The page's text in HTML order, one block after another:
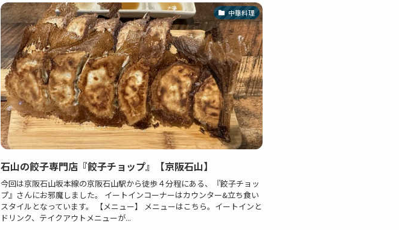
中華料理
石山の餃子専門店『餃子チョップ』【京阪石山】
今回は京阪石山坂本線の京阪石山駅から徒歩４分程にある、『餃子チョッ
プ』さんにお邪魔しました。 イートインコーナーはカウンター&立ち食い
スタイルとなっています。 【メニュー】 メニューはこちら。イートインと
ドリンク、テイクアウトメニューが...